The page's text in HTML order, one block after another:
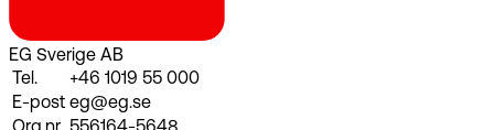
EG Sverige AB
Tel.
+46 1019 55 000
E-post eg@eg.se